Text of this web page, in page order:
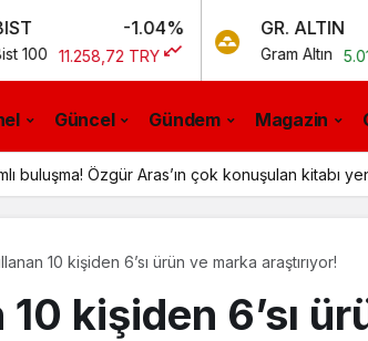
TRY
GR. ALTIN 0.23%
Gram Altın 5.012,06 TRY
Güncel Gündem Magazin
buluşma! Özgür Aras’ın çok konuşulan kitabı
10 kişiden 6’sı ürün ve marka araştırıyor!
kişiden 6’sı